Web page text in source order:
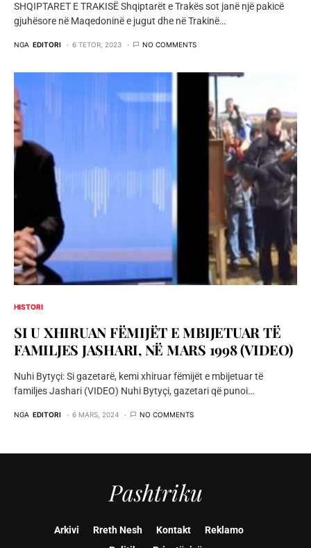
SHQIPTARET E TRAKISË Shqiptarët e Trakës sot janë një pakicë
gjuhësore në Maqedoninë e jugut dhe në Trakinë…
NGA EDITORI 6 TETOR, 2023 NO COMMENTS
HISTORI
SI U XHIRUAN FËMIJËT E MBIJETUAR TË
FAMILJES JASHARI, NË MARS 1998 (VIDEO)
Nuhi Bytyçi: Si gazetarë, kemi xhiruar fëmijët e mbijetuar të
familjes Jashari (VIDEO) Nuhi Bytyçi, gazetari që punoi…
NGA EDITORI 6 MARS, 2024 NO COMMENTS
Pashtriku
Arkivi Rreth Nesh Kontakt
Reklamo